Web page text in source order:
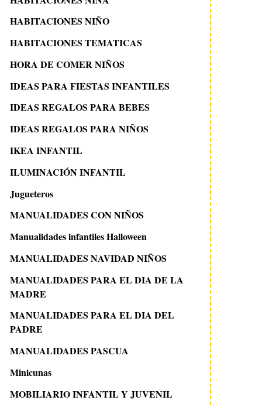
HABITACIONES NIÑO
HABITACIONES TEMATICAS
HORA DE COMER NIÑOS
IDEAS PARA FIESTAS INFANTILES
IDEAS REGALOS PARA BEBES
IDEAS REGALOS PARA NIÑOS
IKEA INFANTIL
ILUMINACIÓN INFANTIL
Jugueteros
MANUALIDADES CON NIÑOS
Manualidades infantiles Halloween
MANUALIDADES NAVIDAD NIÑOS
MANUALIDADES PARA EL DIA DE LA
MADRE
MANUALIDADES PARA EL DIA DEL
PADRE
MANUALIDADES PASCUA
Minicunas
MOBILIARIO INFANTIL Y JUVENIL